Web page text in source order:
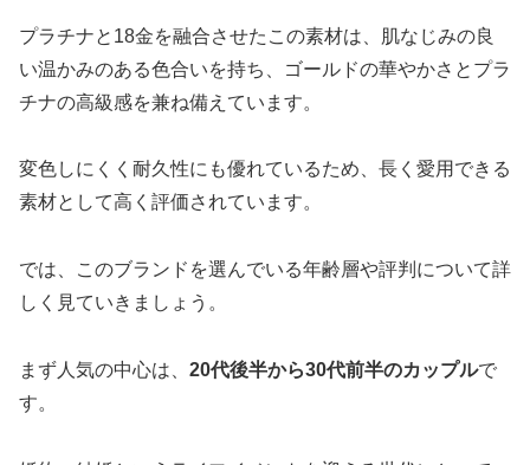
プラチナと18金を融合させたこの素材は、肌なじみの良
い温かみのある色合いを持ち、ゴールドの華やかさとプラ
チナの高級感を兼ね備えています。
変色しにくく耐久性にも優れているため、長く愛用できる
素材として高く評価されています。
では、このブランドを選んでいる年齢層や評判について詳
しく見ていきましょう。
まず人気の中心は、 20代後半から30代前半のカップルで
す。